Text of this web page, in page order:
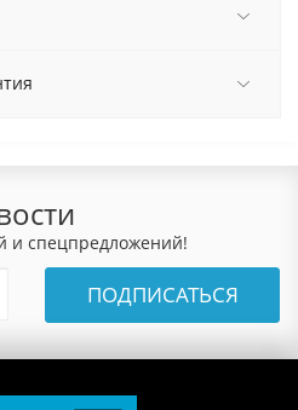
и спецпредложений!
ПОДПИСАТЬСЯ